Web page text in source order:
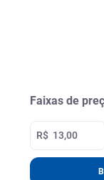
Faixas de
R$